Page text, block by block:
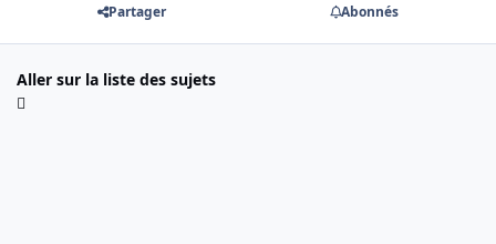
Partager Abonnés
Aller sur la liste des sujets